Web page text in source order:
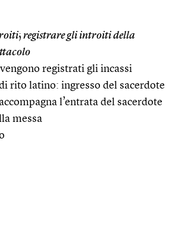
; registrare gli introiti della
registrati gli incassi
rito latino: ingresso del sacerdote
l’entrata del sacerdote
messa